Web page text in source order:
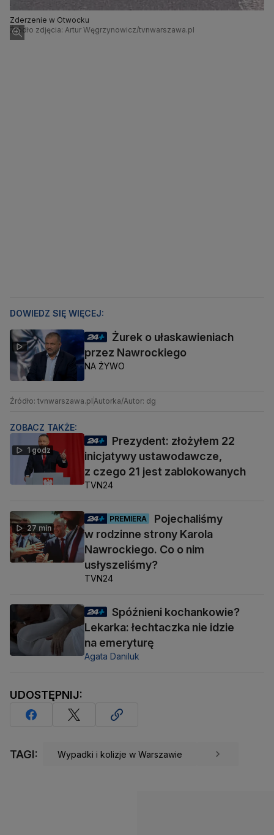
Zderzenie w Otwocku
Źródło zdjęcia: Artur Węgrzynowicz/tvnwarszawa.pl
DOWIEDZ SIĘ WIĘCEJ:
Żurek o ułaskawieniach
przez Nawrockiego
NA ŻYWO
Źródło: tvnwarszawa.plAutorka/Autor: dg
ZOBACZ TAKŻE:
1 godz
Prezydent: złożyłem 22
inicjatywy ustawodawcze,
z czego 21 jest zablokowanych
TVN24
27 min
PREMIERA
Pojechaliśmy
w rodzinne strony Karola
Nawrockiego. Co o nim
usłyszeliśmy?
TVN24
Spóźnieni kochankowie?
Lekarka: łechtaczka nie idzie
na emeryturę
Agata Daniluk
UDOSTĘPNIJ:
TAGI: Wypadki i kolizje w Warszawie